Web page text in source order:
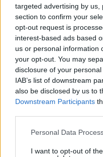
targeted advertising by
section to confirm your
opt-out request is
interest-based ads based
us or personal information
your opt-out. You may
disclosure of your
IAB’s list of downstream
also be disclosed by us to
Downstream Participants
Please note that this
not limited to your visit or
Personal Data
I want to opt-out of
Újra elkapta a